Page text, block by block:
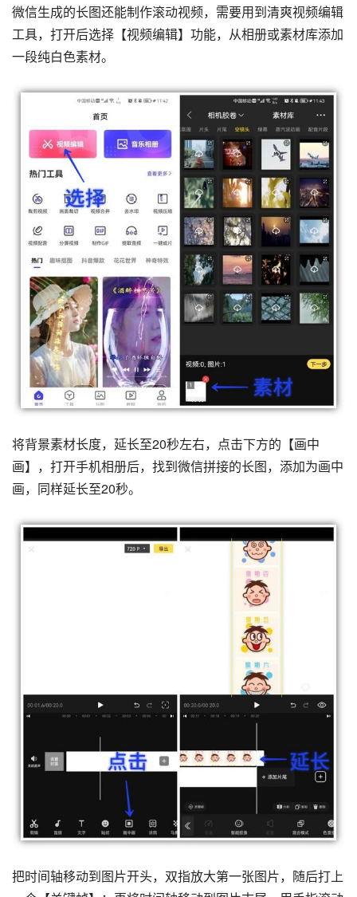
微信生成的长图还能制作滚动视频，需要用到清爽视频编辑
工具，打开后选择【视频编辑】功能，从相册或素材库添加
一段纯白色素材。
将背景素材长度，延长至20秒左右，点击下方的【画中
画】，打开手机相册后，找到微信拼接的长图，添加为画中
画，同样延长至20秒。
把时间轴移动到图片开头，双指放大第一张图片，随后打上